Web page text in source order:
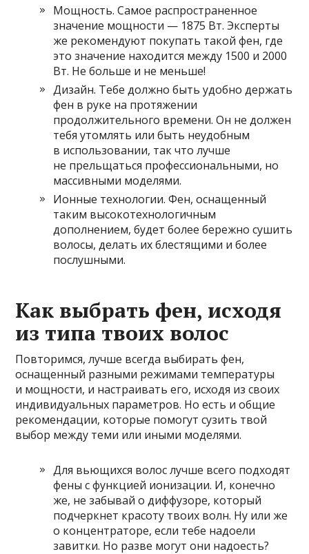
Мощность. Самое распространенное
значение мощности — 1875 Вт. Эксперты
же рекомендуют покупать такой фен, где
это значение находится между 1500 и 2000
Вт. Не больше и не меньше!
Дизайн. Тебе должно быть удобно держать
фен в руке на протяжении
продолжительного времени. Он не должен
тебя утомлять или быть неудобным
в использовании, так что лучше
не прельщаться профессиональными, но
массивными моделями.
Ионные технологии. Фен, оснащенный
таким высокотехнологичным
дополнением, будет более бережно сушить
волосы, делать их блестящими и более
послушными.
Как выбрать фен, исходя
из типа твоих волос
Повторимся, лучше всегда выбирать фен,
оснащенный разными режимами температуры
и мощности, и настраивать его, исходя из своих
индивидуальных параметров. Но есть и общие
рекомендации, которые помогут сузить твой
выбор между теми или иными моделями.
Для вьющихся волос лучше всего подходят
фены с функцией ионизации. И, конечно
же, не забывай о диффузоре, который
подчеркнет красоту твоих волн. Ну или же
о концентраторе, если тебе надоели
завитки. Но разве могут они надоесть?